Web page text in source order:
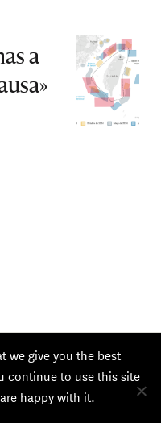
a
reservados.
we give you the best
continue to use this site
happy with it.